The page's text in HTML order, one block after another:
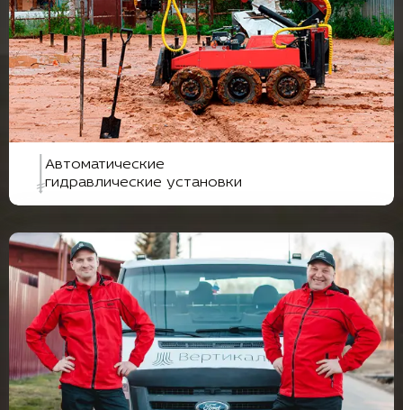
Автоматические
гидравлические установки